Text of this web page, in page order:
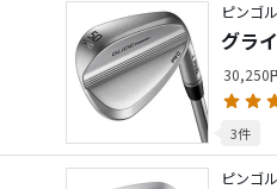
ピンゴ
グラ
30,250
3件
ピンゴ